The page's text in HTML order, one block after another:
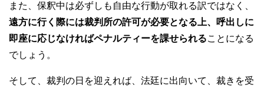
また、保釈中は必ずしも自由な行動が取れる訳ではなく、
遠方に行く際には裁判所の許可が必要となる上、呼出しに
即座に応じなければペナルティーを課せられることになる
でしょう。
そして、裁判の日を迎えれば、法廷に出向いて、裁きを受